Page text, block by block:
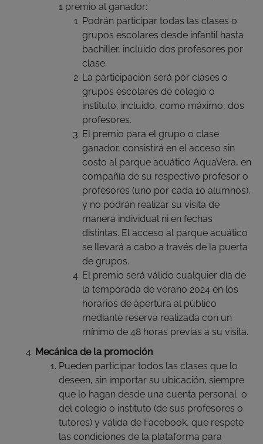
1 premio al ganador:
Podrán participar todas las clases o
grupos escolares desde infantil hasta
bachiller, incluido dos profesores por
clase.
La participación será por clases o
grupos escolares de colegio o
instituto, incluido, como máximo, dos
profesores.
El premio para el grupo o clase
ganador, consistirá en el acceso sin
costo al parque acuático AquaVera, en
compañía de su respectivo profesor o
profesores (uno por cada 10 alumnos),
y no podrán realizar su visita de
manera individual ni en fechas
distintas. El acceso al parque acuático
se llevará a cabo a través de la puerta
de grupos.
El premio será válido cualquier día de
la temporada de verano 2024 en los
horarios de apertura al público
mediante reserva realizada con un
mínimo de 48 horas previas a su visita.
Mecánica de la promoción
Pueden participar todos las clases que lo
deseen, sin importar su ubicación, siempre
que lo hagan desde una cuenta personal o
del colegio o instituto (de sus profesores o
tutores) y válida de Facebook, que respete
las condiciones de la plataforma para